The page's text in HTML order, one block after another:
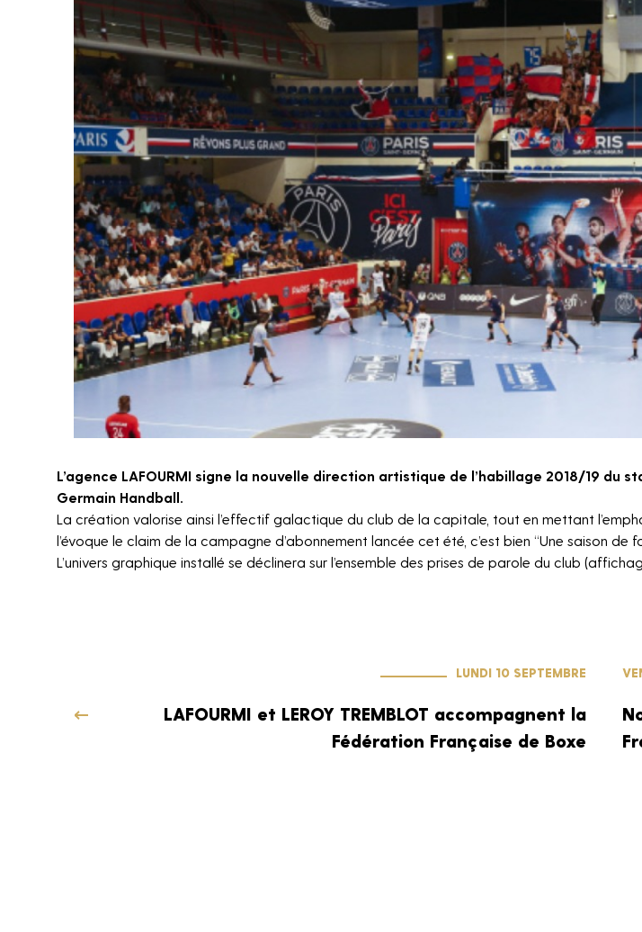
News
Horizon sport
Jobs
Contact
The Fan Syndicate
Press Room
L’agence LAFOURMI signe la nouvelle direction artistique de l’habillage 2018/19
Germain Handball.
La création valorise ainsi l’effectif galactique du club de la capitale, tout en mettant
l’évoque le claim de la campagne d’abonnement lancée cet été, c’est bien “Une saison de
L’univers graphique installé se déclinera sur l’ensemble des prises de parole du club
LUNDI 10 SEPTEMBRE
LAFOURMI et LEROY TREMBLOT accompagnent la
Fédération Française de Boxe